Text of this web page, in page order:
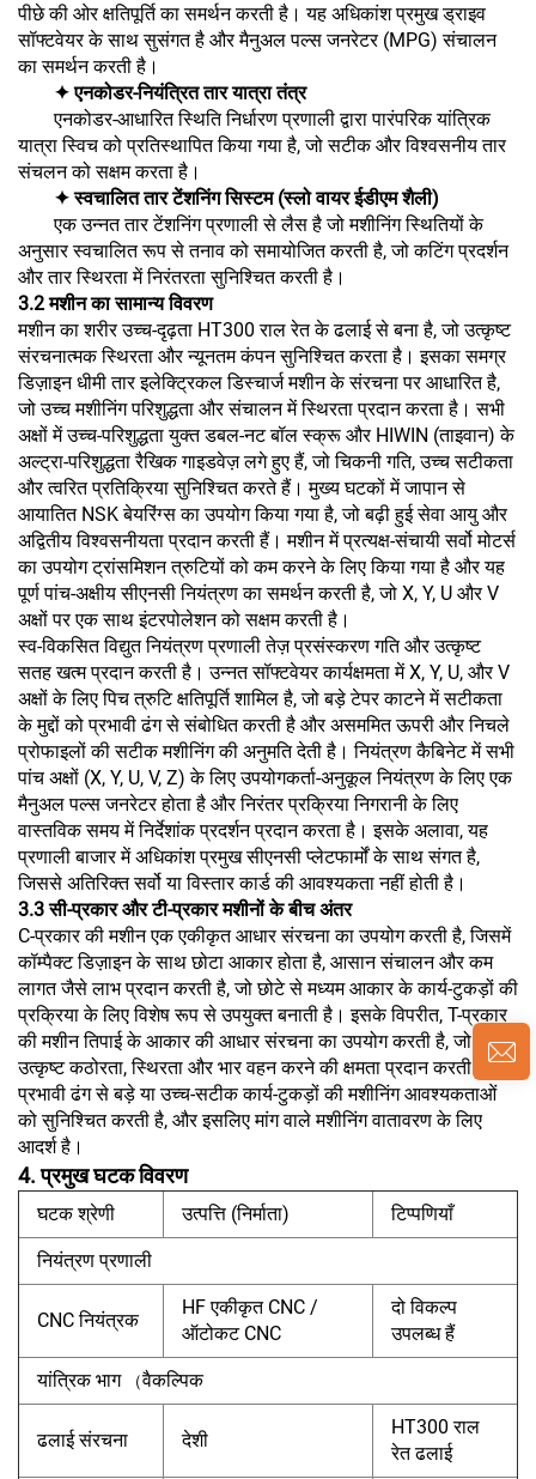
पीछे की ओर क्षतिपूर्ति का समर्थन करती है। यह अधिकांश प्रमुख ड्राइव
सॉफ्टवेयर के साथ सुसंगत है और मैनुअल पल्स जनरेटर (MPG) संचालन
का समर्थन करती है।
✦ एनकोडर-नियंत्रित तार यात्रा तंत्र
एनकोडर-आधारित स्थिति निर्धारण प्रणाली द्वारा पारंपरिक यांत्रिक
यात्रा स्विच को प्रतिस्थापित किया गया है, जो सटीक और विश्वसनीय तार
संचलन को सक्षम करता है।
✦ स्वचालित तार टेंशनिंग सिस्टम (स्लो वायर ईडीएम शैली)
एक उन्नत तार टेंशनिंग प्रणाली से लैस है जो मशीनिंग स्थितियों के
अनुसार स्वचालित रूप से तनाव को समायोजित करती है, जो कटिंग प्रदर्शन
और तार स्थिरता में निरंतरता सुनिश्चित करती है।
3.2 मशीन का सामान्य विवरण
मशीन का शरीर उच्च-दृढ़ता HT300 राल रेत के ढलाई से बना है, जो उत्कृष्ट
संरचनात्मक स्थिरता और न्यूनतम कंपन सुनिश्चित करता है। इसका समग्र
डिज़ाइन धीमी तार इलेक्ट्रिकल डिस्चार्ज मशीन के संरचना पर आधारित है,
जो उच्च मशीनिंग परिशुद्धता और संचालन में स्थिरता प्रदान करता है। सभी
अक्षों में उच्च-परिशुद्धता युक्त डबल-नट बॉल स्क्रू और HIWIN (ताइवान) के
अल्ट्रा-परिशुद्धता रैखिक गाइडवेज़ लगे हुए हैं, जो चिकनी गति, उच्च सटीकता
और त्वरित प्रतिक्रिया सुनिश्चित करते हैं। मुख्य घटकों में जापान से
आयातित NSK बेयरिंग्स का उपयोग किया गया है, जो बढ़ी हुई सेवा आयु और
अद्वितीय विश्वसनीयता प्रदान करती हैं। मशीन में प्रत्यक्ष-संचायी सर्वो मोटर्स
का उपयोग ट्रांसमिशन त्रुटियों को कम करने के लिए किया गया है और यह
पूर्ण पांच-अक्षीय सीएनसी नियंत्रण का समर्थन करती है, जो X, Y, U और V
अक्षों पर एक साथ इंटरपोलेशन को सक्षम करती है।
स्व-विकसित विद्युत नियंत्रण प्रणाली तेज़ प्रसंस्करण गति और उत्कृष्ट
सतह खत्म प्रदान करती है। उन्नत सॉफ्टवेयर कार्यक्षमता में X, Y, U, और V
अक्षों के लिए पिच त्रुटि क्षतिपूर्ति शामिल है, जो बड़े टेपर काटने में सटीकता
के मुद्दों को प्रभावी ढंग से संबोधित करती है और असममित ऊपरी और निचले
प्रोफाइलों की सटीक मशीनिंग की अनुमति देती है। नियंत्रण कैबिनेट में सभी
पांच अक्षों (X, Y, U, V, Z) के लिए उपयोगकर्ता-अनुकूल नियंत्रण के लिए एक
मैनुअल पल्स जनरेटर होता है और निरंतर प्रक्रिया निगरानी के लिए
वास्तविक समय में निर्देशांक प्रदर्शन प्रदान करता है। इसके अलावा, यह
प्रणाली बाजार में अधिकांश प्रमुख सीएनसी प्लेटफार्मों के साथ संगत है,
जिससे अतिरिक्त सर्वो या विस्तार कार्ड की आवश्यकता नहीं होती है।
3.3 सी-प्रकार और टी-प्रकार मशीनों के बीच अंतर
C-प्रकार की मशीन एक एकीकृत आधार संरचना का उपयोग करती है, जिसमें
कॉम्पैक्ट डिज़ाइन के साथ छोटा आकार होता है, आसान संचालन और कम
लागत जैसे लाभ प्रदान करती है, जो छोटे से मध्यम आकार के कार्य-टुकड़ों की
प्रक्रिया के लिए विशेष रूप से उपयुक्त बनाती है। इसके विपरीत, T-प्रकार
की मशीन तिपाई के आकार की आधार संरचना का उपयोग करती है, जो
उत्कृष्ट कठोरता, स्थिरता और भार वहन करने की क्षमता प्रदान करती है,
प्रभावी ढंग से बड़े या उच्च-सटीक कार्य-टुकड़ों की मशीनिंग आवश्यकताओं
को सुनिश्चित करती है, और इसलिए मांग वाले मशीनिंग वातावरण के लिए
आदर्श है।
4. प्रमुख घटक विवरण
घटक श्रेणी उत्पत्ति (निर्माता) टिप्पणियाँ
नियंत्रण प्रणाली
CNC नियंत्रक
HF एकीकृत CNC /
ऑटोकट CNC
दो विकल्प
उपलब्ध हैं
यांत्रिक भाग （वैकल्पिक
ढलाई संरचना देशी
HT300 राल
रेत ढलाई